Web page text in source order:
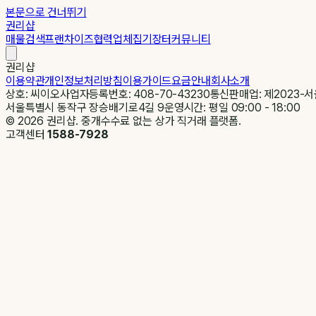
본문으로 건너뛰기
권리샵
매물검색프랜차이즈협력업체집기장터커뮤니티
권리샵
이용약관개인정보처리방침이용가이드요금안내회사소개
상호: 씨이오사업자등록번호: 408-70-43230통신판매업: 제2023-
서울특별시 동작구 장승배기로4길 9운영시간: 평일 09:00 - 18:00
© 2026 권리샵. 중개수수료 없는 상가 직거래 플랫폼.
고객센터1588-7928